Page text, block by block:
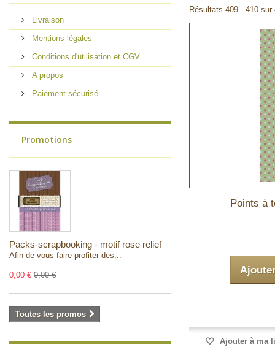
Livraison
Mentions légales
Conditions d'utilisation et CGV
A propos
Paiement sécurisé
Promotions
Packs-scrapbooking - motif rose relief
Afin de vous faire profiter des...
0,00 € 0,00 €
Toutes les promos
Résultats 409 - 410 sur
Points à
Ajouter à ma